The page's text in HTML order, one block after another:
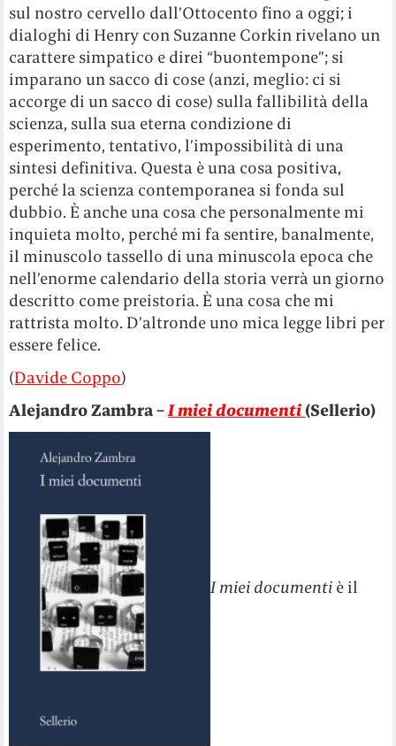
sul nostro cervello dall’Ottocento fino a oggi; i
dialoghi di Henry con Suzanne Corkin rivelano un
carattere simpatico e direi “buontempone”; si
imparano un sacco di cose (anzi, meglio: ci si
accorge di un sacco di cose) sulla fallibilità della
scienza, sulla sua eterna condizione di
esperimento, tentativo, l’impossibilità di una
sintesi definitiva. Questa è una cosa positiva,
perché la scienza contemporanea si fonda sul
dubbio. È anche una cosa che personalmente mi
inquieta molto, perché mi fa sentire, banalmente,
il minuscolo tassello di una minuscola epoca che
nell’enorme calendario della storia verrà un giorno
descritto come preistoria. È una cosa che mi
rattrista molto. D’altronde uno mica legge libri per
essere felice.
(Davide Coppo)
Alejandro Zambra –I miei documenti (Sellerio)
I miei documenti è il